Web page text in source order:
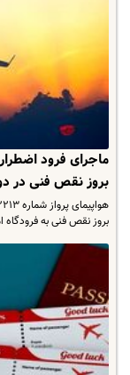
بروز نقص فنی در
بروز نقص فنی به فرودگاه